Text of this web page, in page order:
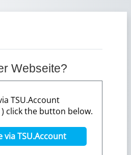
Webseite?
TSU.Account
click the button below.
via TSU.Account